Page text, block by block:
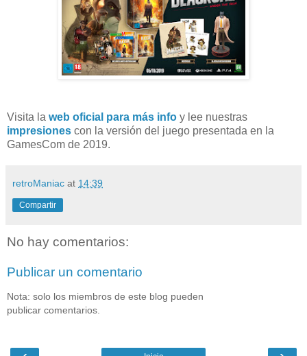
Visita la web oficial para más info y lee nuestras
impresiones con la versión del juego presentada en la
GamesCom de 2019.
retroManiac at 14:39
Compartir
No hay comentarios:
Publicar un comentario
Nota: solo los miembros de este blog pueden
publicar comentarios.